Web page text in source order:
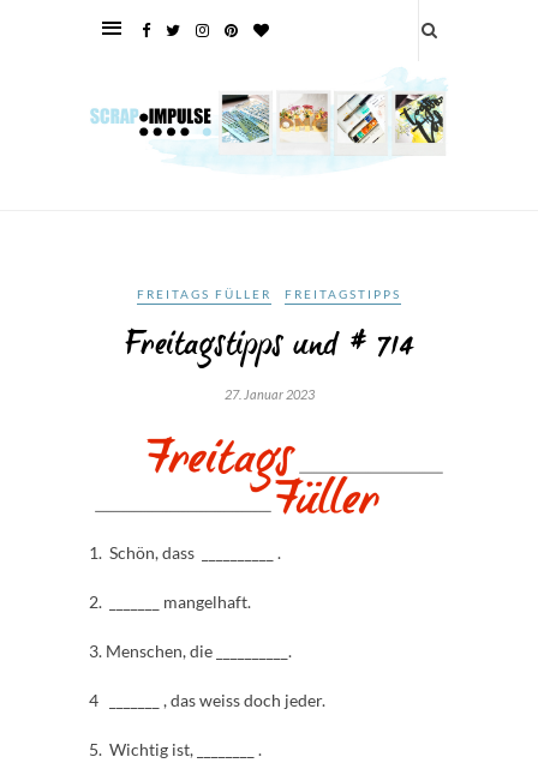
FREITAGS FÜLLER FREITAGSTIPPS
Freitagstipps und # 714
27. Januar 2023
1. Schön, dass __________ .
2. _______ mangelhaft.
3. Menschen, die __________.
4 _______ , das weiss doch jeder.
5. Wichtig ist, ________ .